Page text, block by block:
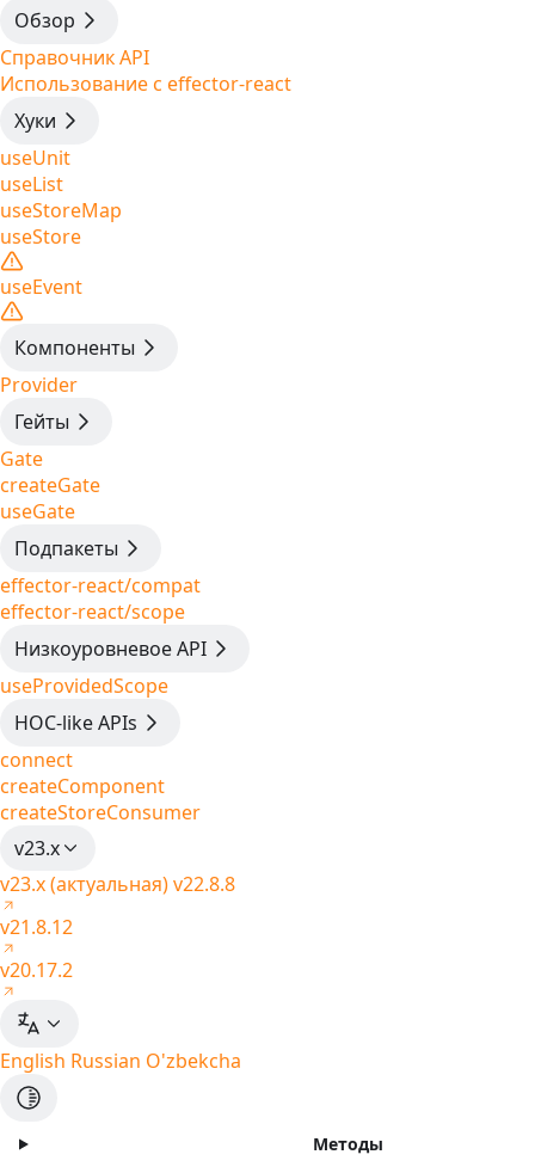
Обзор
Справочник API
Использование с effector-react
Хуки
useUnit
useList
useStoreMap
useStore
useEvent
Компоненты
Provider
Гейты
Gate
createGate
useGate
Подпакеты
effector-react/compat
effector-react/scope
Низкоуровневое API
useProvidedScope
HOC-like APIs
connect
createComponent
createStoreConsumer
v23.x
v23.x (актуальная)v22.8.8
v21.8.12
v20.17.2
English Russian O'zbekcha
Методы